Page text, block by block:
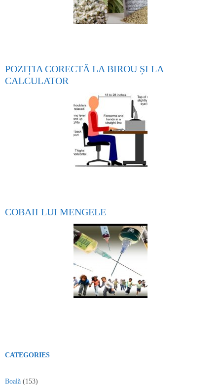
POZIȚIA CORECTĂ LA BIROU ȘI LA
CALCULATOR
COBAII LUI MENGELE
CATEGORIES
Boală (153)